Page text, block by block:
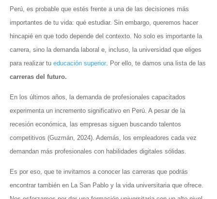
Perú, es probable que estés frente a una de las decisiones más
importantes de tu vida: qué estudiar. Sin embargo, queremos hacer
hincapié en que todo depende del contexto. No solo es importante la
carrera, sino la demanda laboral e, incluso, la universidad que eliges
para realizar tu educación superior. Por ello, te damos una lista de las
carreras del futuro.
En los últimos años, la demanda de profesionales capacitados
experimenta un incremento significativo en Perú. A pesar de la
recesión económica, las empresas siguen buscando talentos
competitivos (Guzmán, 2024). Además, los empleadores cada vez
demandan más profesionales con habilidades digitales sólidas.
Es por eso, que te invitamos a conocer las carreras que podrás
encontrar también en La San Pablo y la vida universitaria que ofrece.